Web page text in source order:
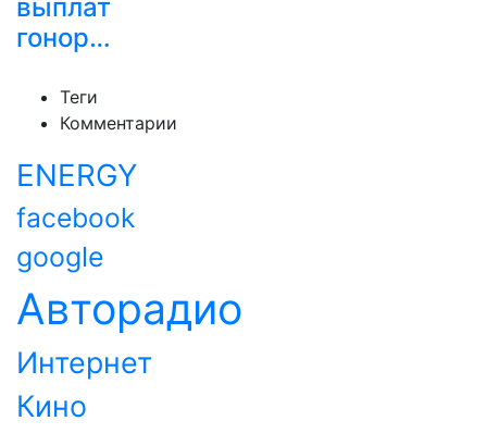
выплат
гонор…
Теги
Комментарии
ENERGY
facebook
google
Авторадио
Интернет
Кино